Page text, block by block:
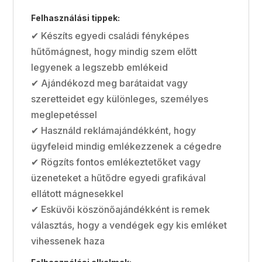
Felhasználási tippek:
✔ Készíts egyedi családi fényképes
hűtőmágnest, hogy mindig szem előtt
legyenek a legszebb emlékeid
✔ Ajándékozd meg barátaidat vagy
szeretteidet egy különleges, személyes
meglepetéssel
✔ Használd reklámajándékként, hogy
ügyfeleid mindig emlékezzenek a cégedre
✔ Rögzíts fontos emlékeztetőket vagy
üzeneteket a hűtődre egyedi grafikával
ellátott mágnesekkel
✔ Esküvői köszönőajándékként is remek
választás, hogy a vendégek egy kis emléket
vihessenek haza